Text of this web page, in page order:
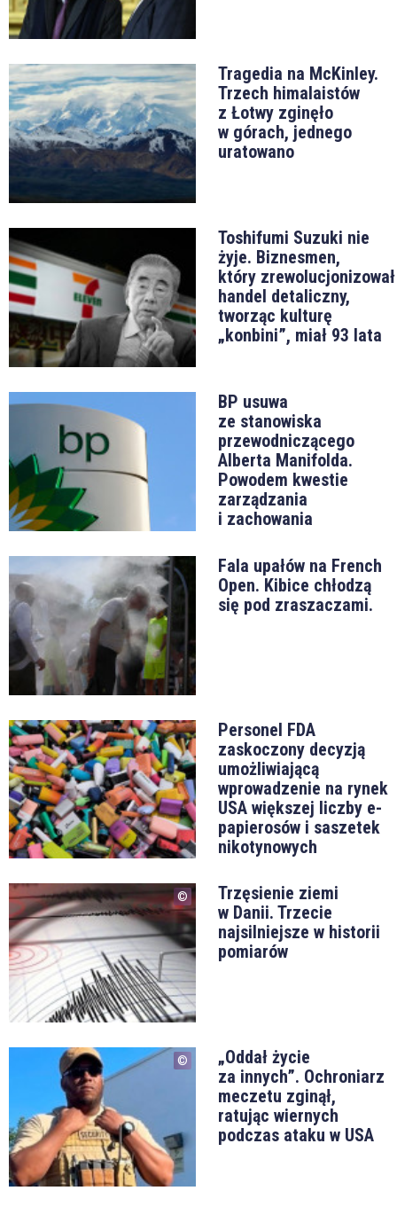
Tragedia na McKinley.
Trzech himalaistów
z Łotwy zginęło
w górach, jednego
uratowano
Toshifumi Suzuki nie
żyje. Biznesmen,
który zrewolucjonizował
handel detaliczny,
tworząc kulturę
„konbini”, miał 93 lata
BP usuwa
ze stanowiska
przewodniczącego
Alberta Manifolda.
Powodem kwestie
zarządzania
i zachowania
Fala upałów na French
Open. Kibice chłodzą
się pod zraszaczami.
Personel FDA
zaskoczony decyzją
umożliwiającą
wprowadzenie na rynek
USA większej liczby e-
papierosów i saszetek
nikotynowych
Trzęsienie ziemi
w Danii. Trzecie
najsilniejsze w historii
pomiarów
„Oddał życie
za innych”. Ochroniarz
meczetu zginął,
ratując wiernych
podczas ataku w USA